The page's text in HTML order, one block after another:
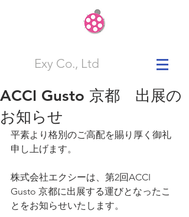
Exy Co., Ltd
ACCI Gusto 京都 出展の
お知らせ
平素より格別のご高配を賜り厚く御礼
申し上げます。
株式会社エクシーは、第2回ACCI
Gusto 京都に出展する運びとなったこ
とをお知らせいたします。